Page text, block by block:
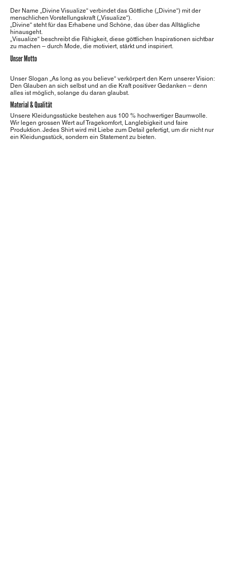
Der Name „Divine Visualize“ verbindet das Göttliche („Divine“) mit der
menschlichen Vorstellungskraft („Visualize“).
„Divine“ steht für das Erhabene und Schöne, das über das Alltägliche
hinausgeht.
„Visualize“ beschreibt die Fähigkeit, diese göttlichen Inspirationen sichtbar
zu machen – durch Mode, die motiviert, stärkt und inspiriert.
Unser Motto
Unser Slogan „As long as you believe“ verkörpert den Kern unserer Vision:
Den Glauben an sich selbst und an die Kraft positiver Gedanken – denn
alles ist möglich, solange du daran glaubst.
Material & Qualität
Unsere Kleidungsstücke bestehen aus 100 % hochwertiger Baumwolle.
Wir legen grossen Wert auf Tragekomfort, Langlebigkeit und faire
Produktion. Jedes Shirt wird mit Liebe zum Detail gefertigt, um dir nicht nur
ein Kleidungsstück, sondern ein Statement zu bieten.